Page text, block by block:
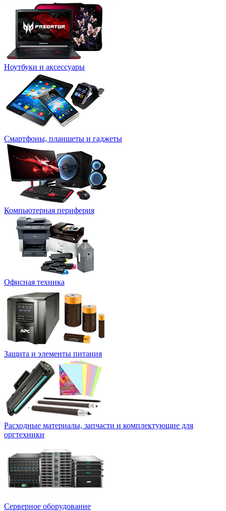
Ноутбуки и аксессуары
Смартфоны, планшеты и гаджеты
Компьютерная периферия
Офисная техника
Защита и элементы питания
Расходные материалы, запчасти и комплектующие для
оргтехники
Серверное оборудование